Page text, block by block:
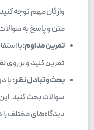
واژگان مهم توجه
متن و پاسخ به
تمرین مداوم:با
تمرین کنید و بر روی
بحث و تبادل نظر:با
سوالات بحث کنید.
دیدگاه‌های مختلف را